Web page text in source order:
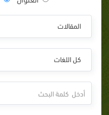
المقالات
كل اللغات